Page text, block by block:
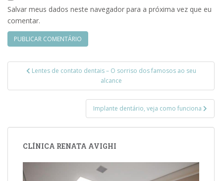
Salvar meus dados neste navegador para a próxima vez que eu
comentar.
Navegação
Post
Lentes de contato dentais – O sorriso dos famosos ao seu
alcance
Implante dentário, veja como funciona
CLÍNICA RENATA AVIGHI